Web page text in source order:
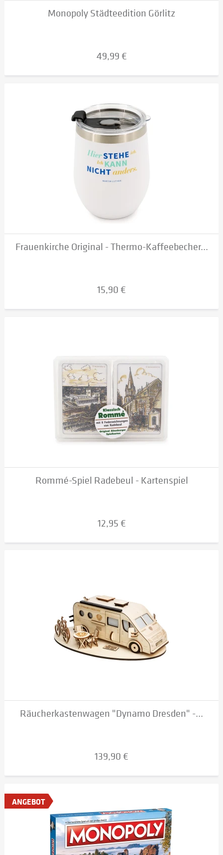
Monopoly Städteedition Görlitz
49,99 €
Frauenkirche Original - Thermo-Kaffeebecher...
15,90 €
Rommé-Spiel Radebeul - Kartenspiel
12,95 €
Räucherkastenwagen "Dynamo Dresden" -...
139,90 €
ANGEBOT